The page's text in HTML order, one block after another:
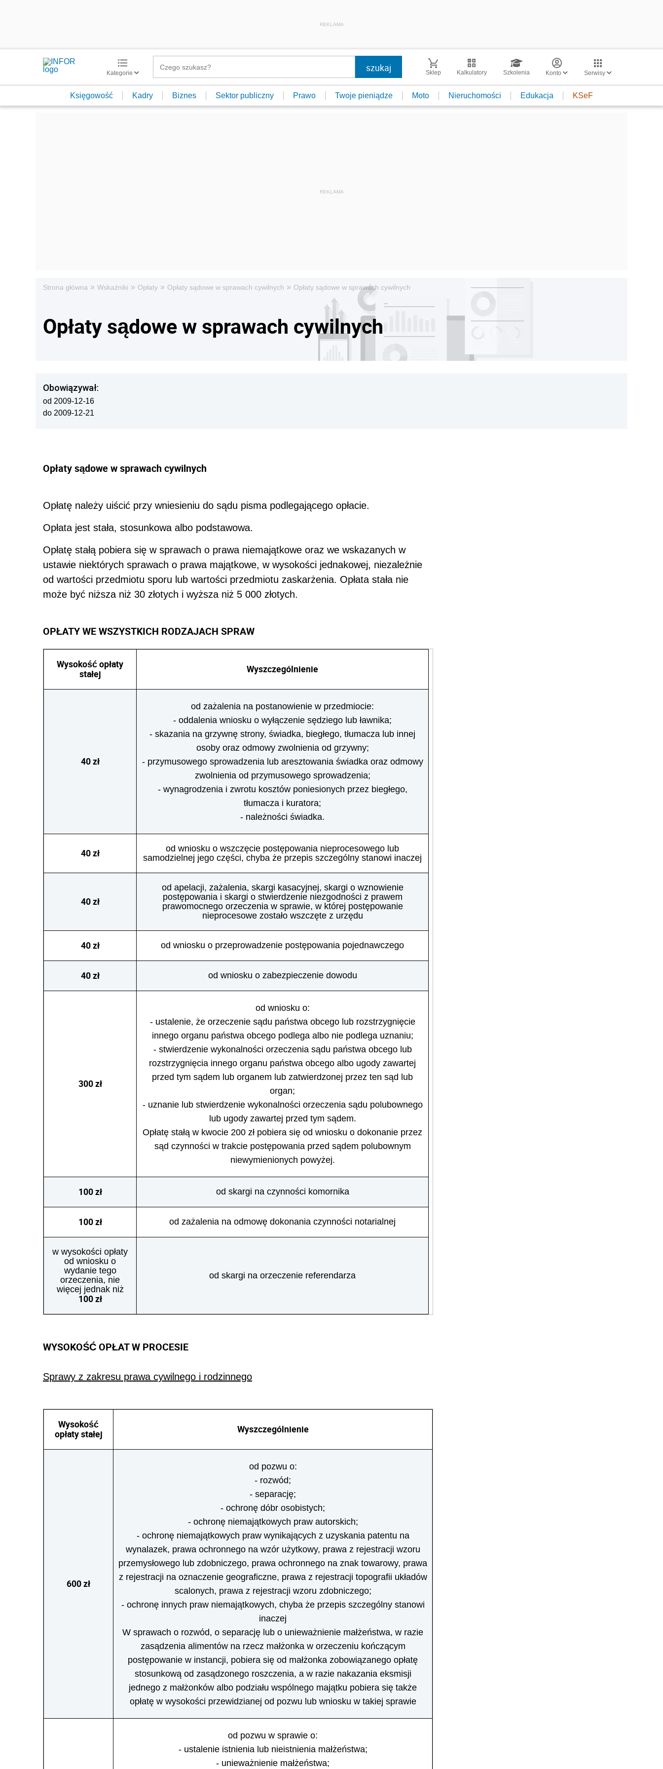
REKLAMA
Kategorie Sklep Kalkulatory Szkolenia Konto Serwisy
Księgowość Kadry Biznes Sektor publiczny Prawo Twoje pieniądze Moto Nieruchomości Edukacja KSeF
Strona główna » Wskaźniki » Opłaty » Opłaty sądowe w sprawach cywilnych » Opłaty sądowe w sprawach cywilnych
Opłaty sądowe w sprawach cywilnych
Obowiązywał:
od 2009-12-16
do 2009-12-21
Opłaty sądowe w sprawach cywilnych
Opłatę należy uiścić przy wniesieniu do sądu pisma podlegającego opłacie.
Opłata jest stała, stosunkowa albo podstawowa.
Opłatę stałą pobiera się w sprawach o prawa niemajątkowe oraz we wskazanych w
ustawie niektórych sprawach o prawa majątkowe, w wysokości jednakowej, niezależnie
od wartości przedmiotu sporu lub wartości przedmiotu zaskarżenia. Opłata stała nie
może być niższa niż 30 złotych i wyższa niż 5 000 złotych.
OPŁATY WE WSZYSTKICH RODZAJACH SPRAW
Wysokość opłaty
stałej
Wyszczególnienie
40 zł
od zażalenia na postanowienie w przedmiocie:
- oddalenia wniosku o wyłączenie sędziego lub ławnika;
- skazania na grzywnę strony, świadka, biegłego, tłumacza lub innej
osoby oraz odmowy zwolnienia od grzywny;
- przymusowego sprowadzenia lub aresztowania świadka oraz odmowy
zwolnienia od przymusowego sprowadzenia;
- wynagrodzenia i zwrotu kosztów poniesionych przez biegłego,
tłumacza i kuratora;
- należności świadka.
40 zł
od wniosku o wszczęcie postępowania nieprocesowego lub
samodzielnej jego części, chyba że przepis szczególny stanowi inaczej
40 zł
od apelacji, zażalenia, skargi kasacyjnej, skargi o wznowienie
postępowania i skargi o stwierdzenie niezgodności z prawem
prawomocnego orzeczenia w sprawie, w której postępowanie
nieprocesowe zostało wszczęte z urzędu
40 zł od wniosku o przeprowadzenie postępowania pojednawczego
40 zł od wniosku o zabezpieczenie dowodu
300 zł
od wniosku o:
- ustalenie, że orzeczenie sądu państwa obcego lub rozstrzygnięcie
innego organu państwa obcego podlega albo nie podlega uznaniu;
- stwierdzenie wykonalności orzeczenia sądu państwa obcego lub
rozstrzygnięcia innego organu państwa obcego albo ugody zawartej
przed tym sądem lub organem lub zatwierdzonej przez ten sąd lub
organ;
- uznanie lub stwierdzenie wykonalności orzeczenia sądu polubownego
lub ugody zawartej przed tym sądem.
Opłatę stałą w kwocie 200 zł pobiera się od wniosku o dokonanie przez
sąd czynności w trakcie postępowania przed sądem polubownym
niewymienionych powyżej.
100 zł od skargi na czynności komornika
100 zł od zażalenia na odmowę dokonania czynności notarialnej
w wysokości opłaty
od wniosku o
wydanie tego
orzeczenia, nie
więcej jednak niż
100 zł
od skargi na orzeczenie referendarza
WYSOKOŚĆ OPŁAT W PROCESIE
Sprawy z zakresu prawa cywilnego i rodzinnego
Wysokość
opłaty stałej
Wyszczególnienie
600 zł
od pozwu o:
- rozwód;
- separację;
- ochronę dóbr osobistych;
- ochronę niemajątkowych praw autorskich;
- ochronę niemajątkowych praw wynikających z uzyskania patentu na
wynalazek, prawa ochronnego na wzór użytkowy, prawa z rejestracji wzoru
przemysłowego lub zdobniczego, prawa ochronnego na znak towarowy, prawa
z rejestracji na oznaczenie geograficzne, prawa z rejestracji topografii układów
scalonych, prawa z rejestracji wzoru zdobniczego;
- ochronę innych praw niemajątkowych, chyba że przepis szczególny stanowi
inaczej
W sprawach o rozwód, o separację lub o unieważnienie małżeństwa, w razie
zasądzenia alimentów na rzecz małżonka w orzeczeniu kończącym
postępowanie w instancji, pobiera się od małżonka zobowiązanego opłatę
stosunkową od zasądzonego roszczenia, a w razie nakazania eksmisji
jednego z małżonków albo podziału wspólnego majątku pobiera się także
opłatę w wysokości przewidzianej od pozwu lub wniosku w takiej sprawie
od pozwu w sprawie o:
- ustalenie istnienia lub nieistnienia małżeństwa;
- unieważnienie małżeństwa;